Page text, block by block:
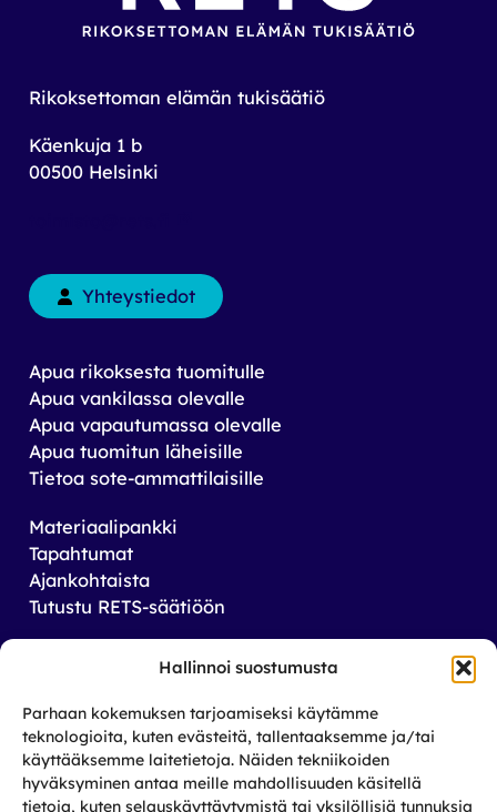
Hallinnoi suostumusta
Parhaan kokemuksen tarjoamiseksi käytämme
teknologioita, kuten evästeitä, tallentaaksemme ja/tai
käyttääksemme laitetietoja. Näiden tekniikoiden
hyväksyminen antaa meille mahdollisuuden käsitellä
tietoja, kuten selauskäyttäytymistä tai yksilöllisiä tunnuksia
Rikoksettoman elämän tukisäätiö
Käenkuja 1 b
00500 Helsinki
Yhteystiedot
Apua rikoksesta tuomitulle
Apua vankilassa olevalle
Apua vapautumassa olevalle
Apua tuomitun läheisille
Tietoa sote-ammattilaisille
Materiaalipankki
Tapahtumat
Ajankohtaista
Tutustu RETS-säätiöön
Tilaa uutiskirjeemme
Saat tiedon tulevista tapahtumista sekä
toiminnastamme rikos­taustaisten ja heidän
läheistensä aseman parantamiseksi.